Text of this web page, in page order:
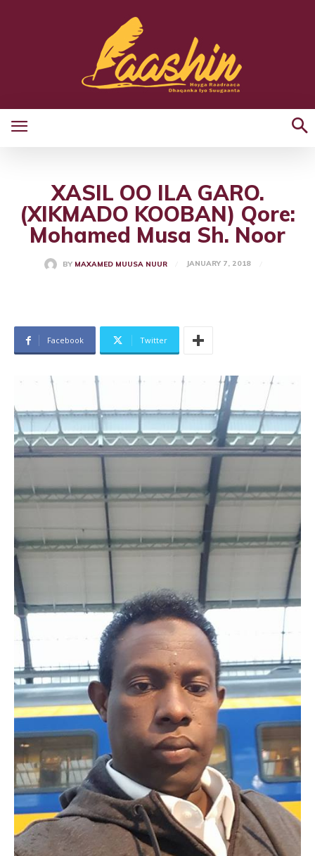
XASIL OO ILA GARO.
(XIKMADO KOOBAN) Qore:
Mohamed Musa Sh. Noor
BY MAXAMED MUUSA NUUR JANUARY 7, 2018
Facebook Twitter